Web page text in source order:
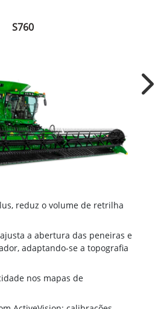
S760
reduz o volume de retrilha
a abertura das peneiras e
adaptando-se a topografia
nos mapas de